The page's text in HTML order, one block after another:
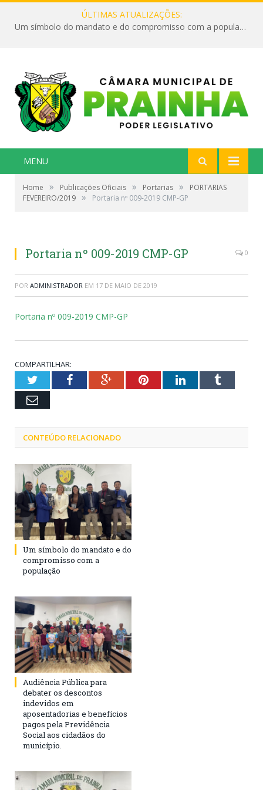
ÚLTIMAS ATUALIZAÇÕES:
Um símbolo do mandato e do compromisso com a população
MENU
Home » Publicações Oficiais » Portarias »
PORTARIAS
FEVEREIRO/2019 » Portaria nº 009-2019 CMP-GP
Portaria nº 009-2019 CMP-GP 0
POR ADMINISTRADOR EM 17 DE MAIO DE 2019
Portaria nº 009-2019 CMP-GP
COMPARTILHAR:
TwitterFacebookGoogle+PinterestLinkedInTumblr
Email
CONTEÚDO RELACIONADO
Um símbolo do mandato e do
compromisso com a
população
Audiência Pública para
debater os descontos
indevidos em
aposentadorias e benefícios
pagos pela Previdência
Social aos cidadãos do
município.